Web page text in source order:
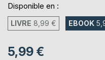
Disponible en :
LIVRE 8,99 € EBOOK
5,99 €